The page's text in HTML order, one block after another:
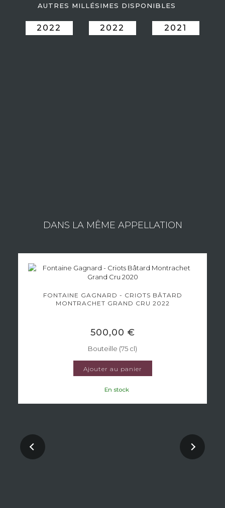
AUTRES MILLÉSIMES DISPONIBLES
2022 2022 2021
DANS LA MÊME APPELLATION
FONTAINE GAGNARD - CRIOTS BÂTARD
MONTRACHET GRAND CRU 2022
500,00 €
Bouteille (75 cl)
Ajouter au panier
En stock